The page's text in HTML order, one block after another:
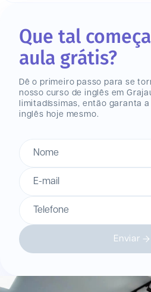
Que tal
aula grátis?
Dê o primeiro passo para se
nosso curso de inglês em
limitadíssimas, então garanta
inglês hoje mesmo.
Nome
E-mail
Telefone
Enviar